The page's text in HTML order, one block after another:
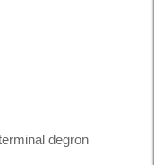
degron